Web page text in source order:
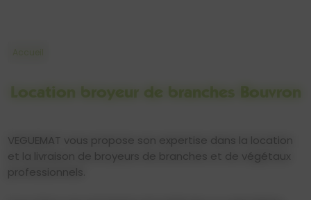
Location broyeur de branches Bouvron
VEGUEMAT vous propose son expertise dans la location
et la livraison de broyeurs de branches et de végétaux
professionnels.